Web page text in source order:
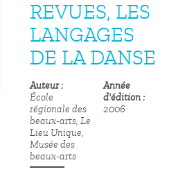
REVUES, LES
LANGAGES
DE LA DANSE
Auteur
École
régionale des
beaux-arts, Le
Lieu Unique,
Musée des
beaux-arts
Année
d'édition
2006